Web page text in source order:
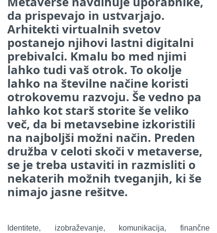
da prispevajo in ustvarjajo.
Arhitekti virtualnih svetov
postanejo njihovi lastni digitalni
prebivalci. Kmalu bo med njimi
lahko tudi vaš otrok. To okolje
lahko na številne načine koristi
otrokovemu razvoju. Še vedno pa
lahko kot starš storite še veliko
več, da bi metavsebine izkoristili
na najboljši možni način. Preden
družba v celoti skoči v metaverse,
se je treba ustaviti in razmisliti o
nekaterih možnih tveganjih, ki še
nimajo jasne rešitve.
Identitete, izobraževanje, komunikacija, finančne